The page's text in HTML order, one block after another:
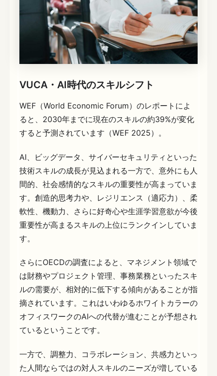
VUCA・AI時代のスキルシフト
WEF（World Economic Forum）のレポートによ
ると、2030年までに現在のスキルの約39%が変化
すると予測されています（WEF 2025）。
AI、ビッグデータ、サイバーセキュリティといった
技術スキルの成長が見込まれる一方で、意外にも人
間的、社会感情的なスキルの重要性が高まっていま
す。創造的思考力や、レジリエンス（適応力）、柔
軟性、機動力、さらに好奇心や生涯学習意欲が今後
重要性が高まるスキルの上位にランクインしていま
す。
さらにOECDの調査によると、マネジメント領域で
は財務やプロジェクト管理、事務業務といったスキ
ルの需要が、相対的に低下する傾向があることが指
摘されています。これはいわゆるホワイトカラーの
オフィスワークのAIへの代替が進むことが予想され
ているということです。
一方で、調整力、コラボレーション、共感力といっ
た人間ならではの対人スキルのニーズが増している